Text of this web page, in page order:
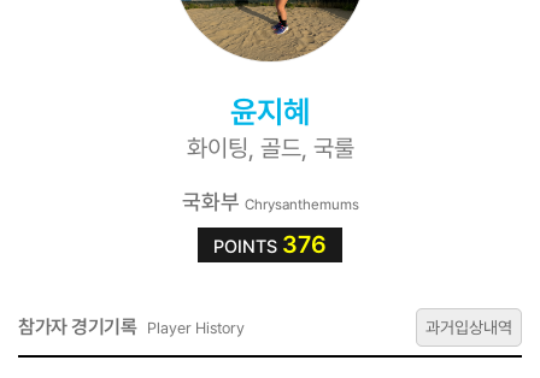
윤지혜
화이팅, 골드, 국룰
국화부 Chrysanthemums
POINTS 376
참가자 경기기록 Player History 과거입상내역